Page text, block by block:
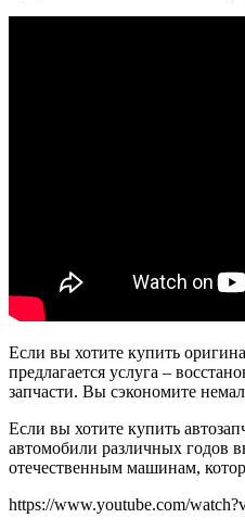
Если вы хотите купить
предлагается услуга –
запчасти. Вы сэкономите
Если вы хотите купить
автомобили различных годов
отечественным машинам,
https://www.youtube.com/